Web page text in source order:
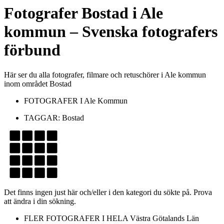
FotograferBostad iAle
kommun– Svenska fotografers
förbund
Här ser du alla fotografer, filmare och retuschörer i Ale kommun
inom området Bostad
FOTOGRAFER I Ale Kommun
TAGGAR: Bostad
Det finns ingen just här och/eller i den kategori du sökte på. Prova
att ändra i din sökning.
FLER FOTOGRAFER I HELA Västra Götalands Län